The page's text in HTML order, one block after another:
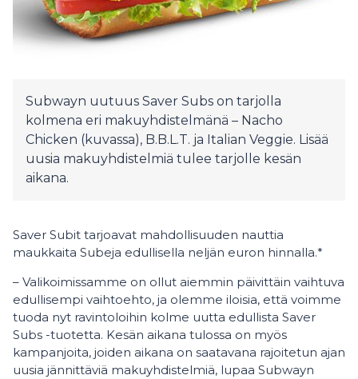
Subwayn uutuus Saver Subs on tarjolla
kolmena eri makuyhdistelmänä – Nacho
Chicken (kuvassa), B.B.L.T. ja Italian Veggie. Lisää
uusia makuyhdistelmiä tulee tarjolle kesän
aikana.
Saver Subit tarjoavat mahdollisuuden nauttia
maukkaita Subeja edullisella neljän euron hinnalla.*
– Valikoimissamme on ollut aiemmin päivittäin vaihtuva
edullisempi vaihtoehto, ja olemme iloisia, että voimme
tuoda nyt ravintoloihin kolme uutta edullista Saver
Subs -tuotetta. Kesän aikana tulossa on myös
kampanjoita, joiden aikana on saatavana rajoitetun ajan
uusia jännittäviä makuyhdistelmiä, lupaa Subwayn